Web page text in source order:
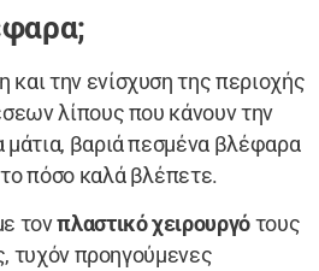
την ενίσχυση της περιοχής
λίπους που κάνουν την
βαριά πεσμένα βλέφαρα
πόσο καλά βλέπετε.
τονπλαστικό χειρουργότους
τυχόν προηγούμενες